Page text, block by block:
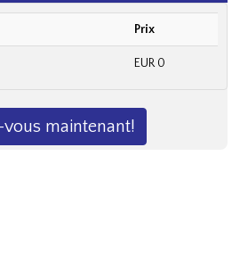
Prix
EUR 0
vous maintenant!